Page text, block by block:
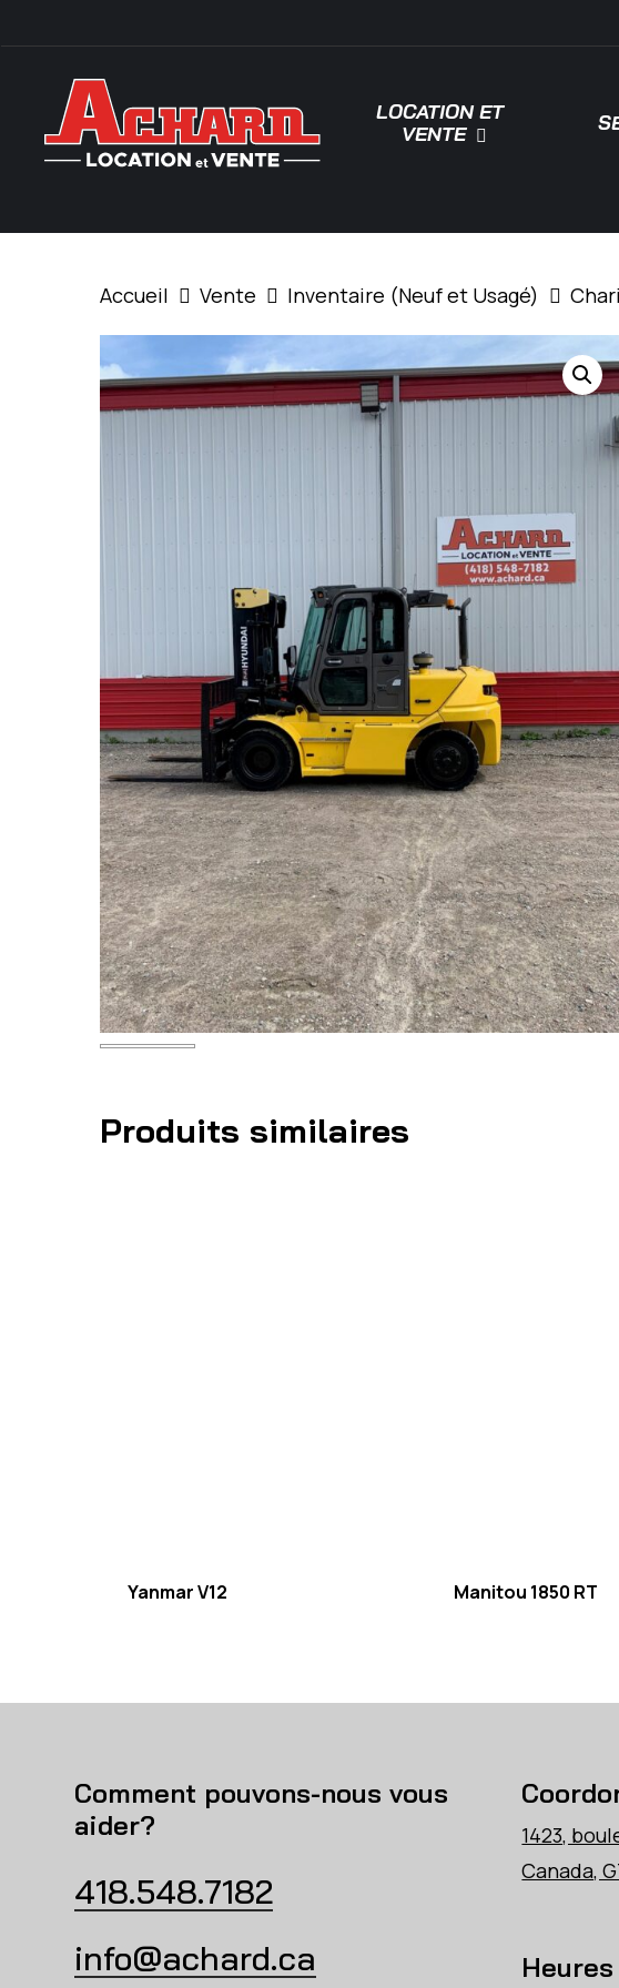
to
content
LOCATION ET
VENTE
Accueil Vente Inventaire (Neuf et Usagé)
Produits similaires
Yanmar V12 Manitou 1850 RT
Comment pouvons-nous vous
aider?
418.548.7182
info@achard.ca
1423,
Canada,